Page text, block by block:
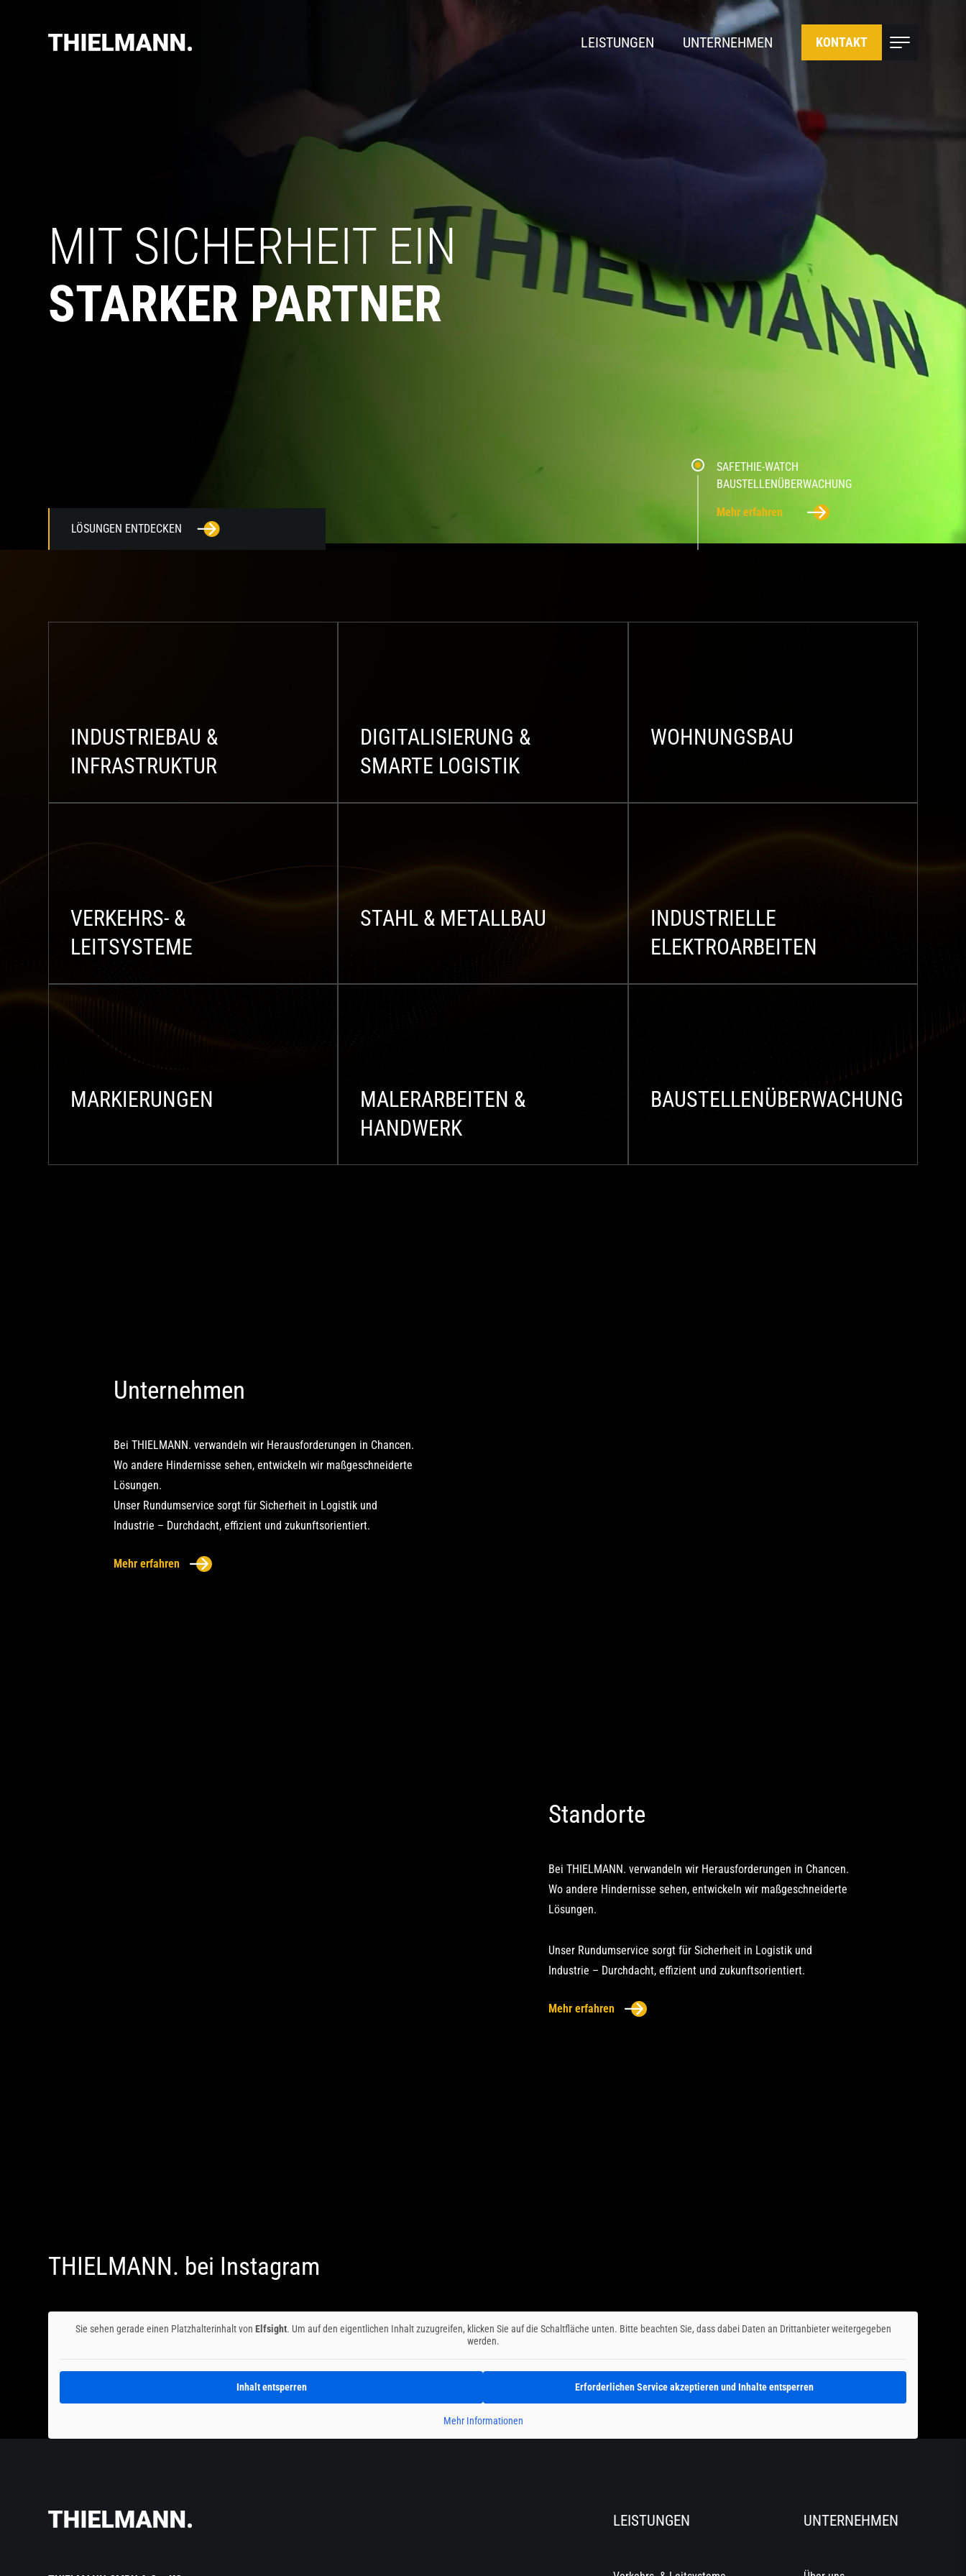
LEISTUNGEN
MARKIERUNGEN
BAUSTELLENÜBERWACHUNG
UNTERNEHMEN KONTAKT
MIT SICHERHEIT EIN
STARKER PARTNER
LÖSUNGEN ENTDECKEN
SAFETHIE-WATCH
BAUSTELLENÜBERWACHUNG
Mehr erfahren
INDUSTRIEBAU &
INFRASTRUKTUR
DIGITALISIERUNG &
SMARTE LOGISTIK
WOHNUNGSBAU
VERKEHRS- &
LEITSYSTEME
STAHL & METALLBAU
INDUSTRIELLE
ELEKTROARBEITEN
MARKIERUNGEN
MALERARBEITEN &
HANDWERK
BAUSTELLENÜBERWACHUNG
Unternehmen
Bei THIELMANN. verwandeln wir Herausforderungen in Chancen.
Wo andere Hindernisse sehen, entwickeln wir maßgeschneiderte
Lösungen.
Unser Rundumservice sorgt für Sicherheit in Logistik und
Industrie – Durchdacht, effizient und zukunftsorientiert.
Mehr erfahren
Standorte
Bei THIELMANN. verwandeln wir Herausforderungen in Chancen.
Wo andere Hindernisse sehen, entwickeln wir maßgeschneiderte
Lösungen.
Unser Rundumservice sorgt für Sicherheit in Logistik und
Industrie – Durchdacht, effizient und zukunftsorientiert.
Mehr erfahren
THIELMANN. bei Instagram
Sie sehen gerade einen Platzhalterinhalt von Elfsight. Um auf den eigentlichen Inhalt zuzugreifen, klicken Sie auf die Schaltfläche unten. Bitte beachten Sie, dass dabei Daten an Drittanbieter weitergegeben
werden.
Inhalt entsperren Erforderlichen Service akzeptieren und Inhalte entsperren
Mehr Informationen
LEISTUNGEN UNTERNEHMEN